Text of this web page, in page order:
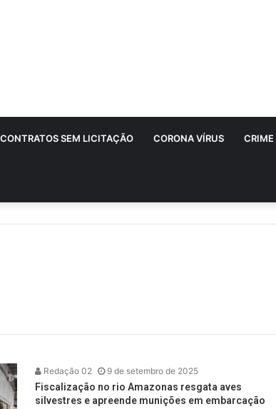
CONTRATOS SEM LICITAÇÃO CORONA VÍRUS CRIME
Redação 02 9 de setembro de 2025
Fiscalização no rio Amazonas resgata aves
silvestres e apreende munições em embarcação